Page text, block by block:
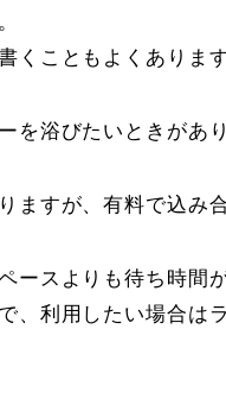
くこともよくあります
を浴びたいときがあ
ますが、有料で込み
ースよりも待ち時間
、利用したい場合は